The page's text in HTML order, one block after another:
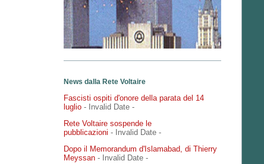
News dalla Rete Voltaire
Fascisti ospiti d'onore della parata del 14
luglio - Invalid Date -
Rete Voltaire sospende le
pubblicazioni - Invalid Date -
Dopo il Memorandum d'Islamabad, di Thierry
Meyssan - Invalid Date -